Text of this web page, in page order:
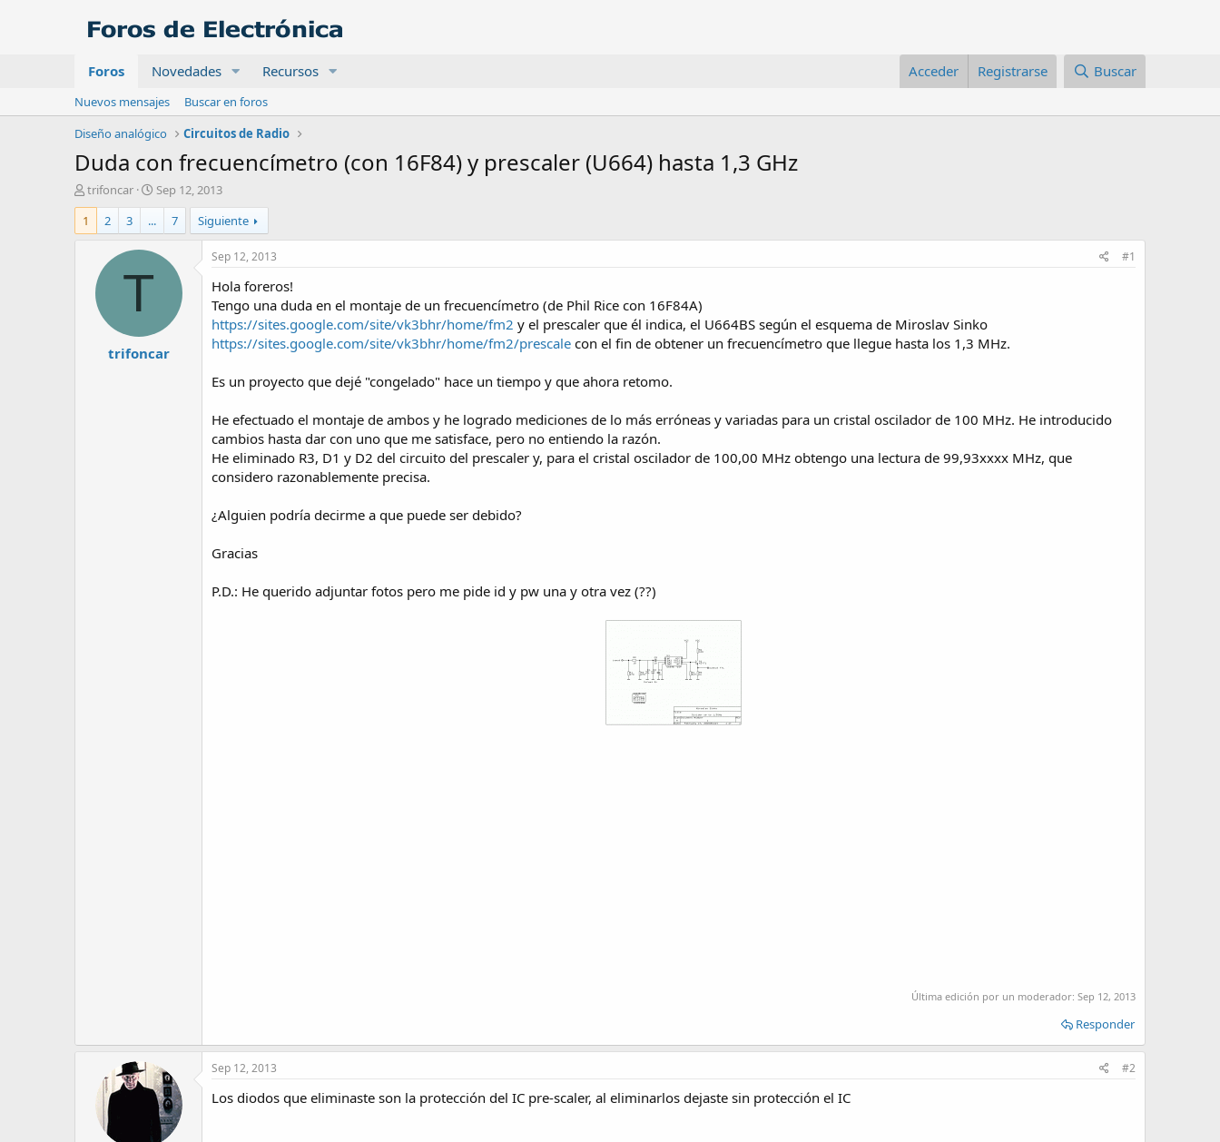
Foros Novedades Recursos Acceder Registrarse Buscar
Nuevos mensajes
Buscar en foros
Diseño analógico
Circuitos de Radio
Duda con frecuencímetro (con 16F84) y prescaler (U664) hasta 1,3 GHz
A
u
t
o
trifoncar
F
e
c
h
a
i
c
Sep 12, 2013
1
2 3 ... 7 Siguiente
T
trifoncar
Sep 12, 2013 #1
Hola foreros!
Tengo una duda en el montaje de un frecuencímetro (de Phil Rice con 16F84A)
https://sites.google.com/site/vk3bhr/home/fm2 y el prescaler que él indica, el U664BS según el esquema de Miroslav Sinko
https://sites.google.com/site/vk3bhr/home/fm2/prescale con el fin de obtener un frecuencímetro que llegue hasta los 1,3 MHz.
Es un proyecto que dejé "congelado" hace un tiempo y que ahora retomo.
He efectuado el montaje de ambos y he logrado mediciones de lo más erróneas y variadas para un cristal oscilador de 100 MHz. He introducido
cambios hasta dar con uno que me satisface, pero no entiendo la razón.
He eliminado R3, D1 y D2 del circuito del prescaler y, para el cristal oscilador de 100,00 MHz obtengo una lectura de 99,93xxxx MHz, que
considero razonablemente precisa.
¿Alguien podría decirme a que puede ser debido?
Gracias
P.D.: He querido adjuntar fotos pero me pide id y pw una y otra vez (??)
Última edición por un moderador: Sep 12, 2013
Responder
Sep 12, 2013 #2
Los diodos que eliminaste son la protección del IC pre-scaler, al eliminarlos dejaste sin protección el IC